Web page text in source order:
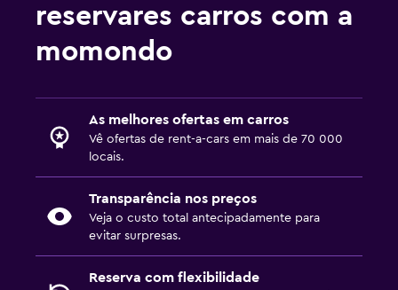
reservares carros com a
momondo
As melhores ofertas em carros
Vê ofertas de rent-a-cars em mais de 70 000
locais.
Transparência nos preços
Veja o custo total antecipadamente para
evitar surpresas.
Reserva com flexibilidade